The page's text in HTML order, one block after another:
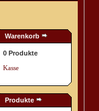
Warenkorb
0 Produkte
Kasse
Produkte